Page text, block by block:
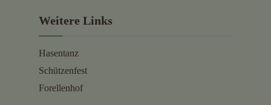
Weitere Links
Hasentanz
Schützenfest
Forellenhof